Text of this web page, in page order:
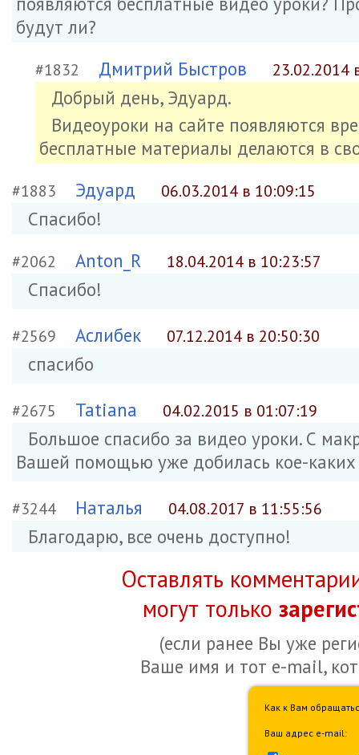
будут ли?
#1832 Дмитрий Быстров 23.02.2014
Добрый день, Эдуард.
Видеоуроки на сайте появляются
бесплатные материалы делаются в
#1883 Эдуард 06.03.2014 в 10:09:15
Спасибо!
#2062 Anton_R 18.04.2014 в 10:23:57
Спасибо!
#2569 Аслибек 07.12.2014 в 20:50:30
спасибо
#2675 Tatiana 04.02.2015 в 01:07:19
Большое спасибо за видео уроки. С
Вашей помощью уже добилась кое-каких
#3244 Наталья 04.08.2017 в 11:55:56
Благодарю, все очень доступно!
Оставлять
могут только
(если ранее Вы уже
Ваше имя и тот e-mail,
Как к Вам
Ваш адрес e-mail: